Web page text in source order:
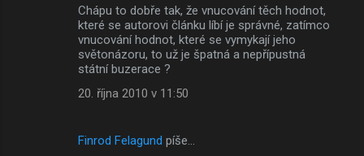
Chápu to dobře tak, že vnucování těch hodnot,
které se autorovi článku líbí je správné, zatímco
vnucování hodnot, které se vymykají jeho
světonázoru, to už je špatná a nepřípustná
státní buzerace ?
20. října 2010 v 11:50
Finrod Felagund píše…